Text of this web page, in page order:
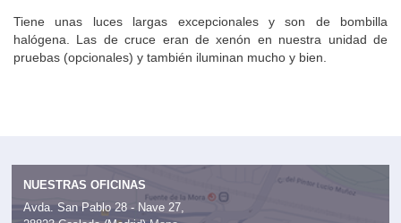
Tiene unas luces largas excepcionales y son de bombilla
halógena. Las de cruce eran de xenón en nuestra unidad de
pruebas (opcionales) y también iluminan mucho y bien.
NUESTRAS OFICINAS
Avda. San Pablo 28 - Nave 27,